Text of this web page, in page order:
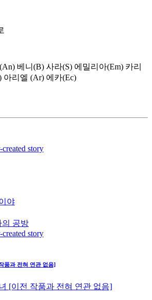
베니(B) 사라(S) 에밀리아(Em) 카리
아리엘 (Ar) 에카(Ec)
야
의 공방
품과 전혀 연관 없음]
[이전 작품과 전혀 연관 없음]